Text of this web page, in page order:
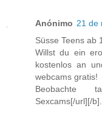
Anónimo 21 de
Süsse Teens ab
Willst du ein
kostenlos an
webcams gratis!
Beobachte
Sexcams[/url][/